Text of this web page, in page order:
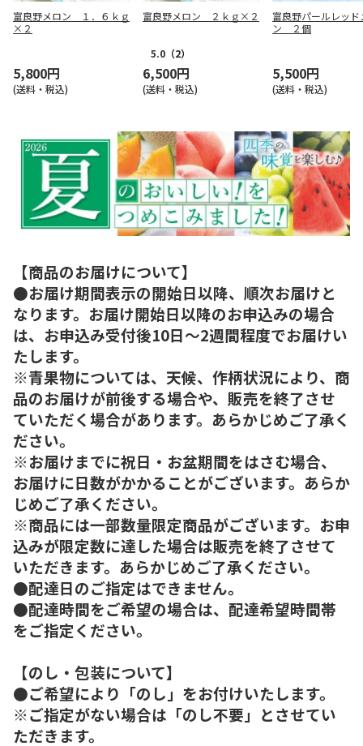
富良野メロン １．６ｋｇ
×２
5,800円
(送料・税込)
富良野メロン ２ｋｇ×２
5.0 （2）
6,500円
(送料・税込)
富良野パールレッド
ン ２個
5,500円
(送料・税込)
【商品のお届けについて】
●お届け期間表示の開始日以降、順次お届けと
なります。お届け開始日以降のお申込みの場合
は、お申込み受付後10日～2週間程度でお届けい
たします。
※青果物については、天候、作柄状況により、商
品のお届けが前後する場合や、販売を終了させ
ていただく場合があります。あらかじめご了承く
ださい。
※お届けまでに祝日・お盆期間をはさむ場合、
お届けに日数がかかることがございます。あらか
じめご了承ください。
※商品には一部数量限定商品がございます。お申
込みが限定数に達した場合は販売を終了させて
いただきます。あらかじめご了承ください。
●配達日のご指定はできません。
●配達時間をご希望の場合は、配達希望時間帯
をご指定ください。
【のし・包装について】
●ご希望により「のし」をお付けいたします。
※ご指定がない場合は「のし不要」とさせてい
ただきます。